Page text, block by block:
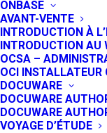
ONBASE
AVANT-VENTE
INTRODUCTION À
INTRODUCTION AU
OCSA –
OCI INSTALLATEUR
DOCUWARE
DOCUWARE
DOCUWARE
VOYAGE D’ÉTUDE
Lancement
réaffirme
24 juillet 2017